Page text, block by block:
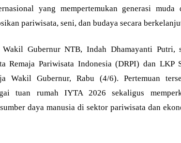
yang mempertemukan generasi muda
pariwisata, seni, dan budaya secara
Wakil Gubernur NTB, Indah Dhamayanti Putri,
Remaja Pariwisata Indonesia (DRPI) dan LKP
Wakil Gubernur, Rabu (4/6). Pertemuan
tuan rumah IYTA 2026 sekaligus
daya manusia di sektor pariwisata dan